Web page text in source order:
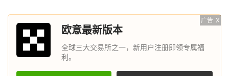
广告 X
欧意最新版本
全球三大交易所之一，新用户注册即领专属福
利。